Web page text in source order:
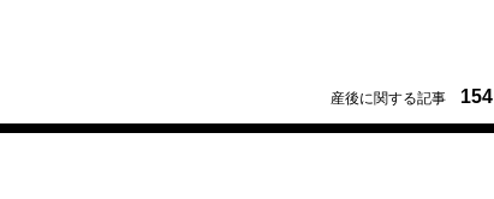
産後に関する記事 154